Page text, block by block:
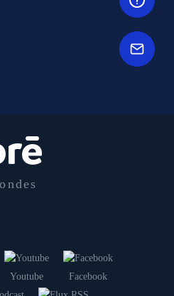
Youtube Facebook